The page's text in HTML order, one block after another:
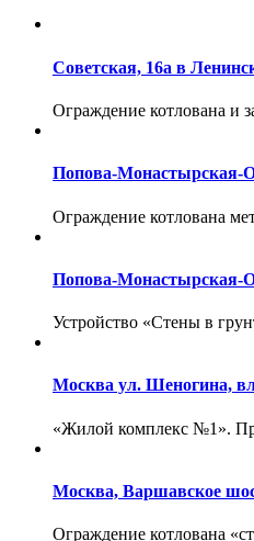
Советская, 16а в
Ограждение котлована и
Попова-Монастырская-
Ограждение котлована
Попова-Монастырская-
Устройство «Стены в
Москва ул. Шеногина,
«Жилой комплекс №1».
Москва, Варшавское
Ограждение котлована